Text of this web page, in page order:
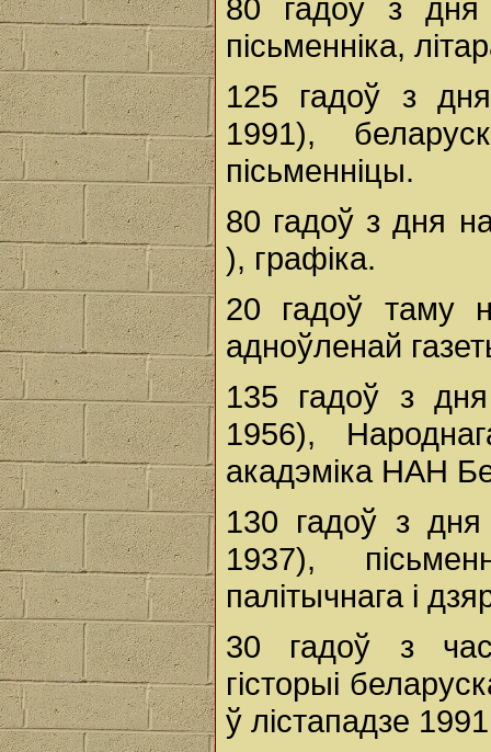
80 гадоў з
пісьменніка,
125 гадоў з
1991),
пісьменніцы.
80 гадоў з дня
), графіка.
20 гадоў таму
адноўленай
135 гадоў з
1956),
акадэміка НАН
130 гадоў з
1937),
палітычнага і
30 гадоў з
гісторыі
ў лістападзе 1991